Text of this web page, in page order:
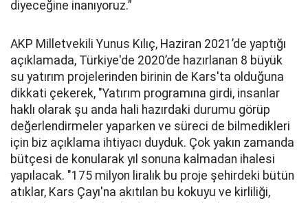
diyeceğine inanıyoruz.”
AKP Milletvekili Yunus Kılıç, Haziran 2021’de yaptığı
açıklamada, Türkiye'de 2020’de hazırlanan 8 büyük
su yatırım projelerinden birinin de Kars'ta olduğuna
dikkati çekerek, "Yatırım programına girdi, insanlar
haklı olarak şu anda hali hazırdaki durumu görüp
değerlendirmeler yaparken ve süreci de bilmedikleri
için biz açıklama ihtiyacı duyduk. Çok yakın zamanda
bütçesi de konularak yıl sonuna kalmadan ihalesi
yapılacak. "175 milyon liralık bu proje şehirdeki bütün
atıklar, Kars Çayı'na akıtılan bu kokuyu ve kirliliği,